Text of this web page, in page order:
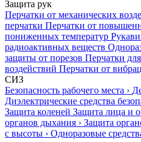
Защита рук
Перчатки от механических
перчатки Перчатки от
пониженных температур
радиоактивных веществ
защиты от порезов Перчатки
воздействий Перчатки от
СИЗ
Безопасность рабочего места ›
Диэлектрические средства
Защита коленей Защита лица и
органов дыхания › Защита
с высоты › Одноразовые